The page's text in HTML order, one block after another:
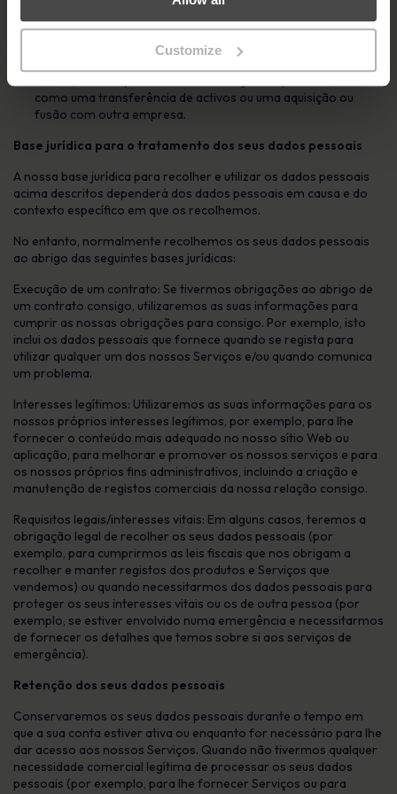
Customize
detetar, investigar e ajudar a evitar problemas técnicos, de
segurança ou fraude; e/ou
proteger os direitos, a propriedade ou a segurança do
como uma transferência de activos ou uma aquisição ou
fusão com outra empresa.
Base jurídica para o tratamento dos seus dados pessoais
A nossa base jurídica para recolher e utilizar os dados pessoais
acima descritos dependerá dos dados pessoais em causa e do
contexto específico em que os recolhemos.
No entanto, normalmente recolhemos os seus dados pessoais
ao abrigo das seguintes bases jurídicas:
Execução de um contrato: Se tivermos obrigações ao abrigo de
um contrato consigo, utilizaremos as suas informações para
cumprir as nossas obrigações para consigo. Por exemplo, isto
inclui os dados pessoais que fornece quando se regista para
utilizar qualquer um dos nossos Serviços e/ou quando comunica
um problema.
Interesses legítimos: Utilizaremos as suas informações para os
nossos próprios interesses legítimos, por exemplo, para lhe
fornecer o conteúdo mais adequado no nosso sítio Web ou
aplicação, para melhorar e promover os nossos serviços e para
os nossos próprios fins administrativos, incluindo a criação e
manutenção de registos comerciais da nossa relação consigo.
Requisitos legais/interesses vitais: Em alguns casos, teremos a
obrigação legal de recolher os seus dados pessoais (por
exemplo, para cumprirmos as leis fiscais que nos obrigam a
recolher e manter registos dos produtos e Serviços que
vendemos) ou quando necessitarmos dos dados pessoais para
proteger os seus interesses vitais ou os de outra pessoa (por
exemplo, se estiver envolvido numa emergência e necessitarmos
de fornecer os detalhes que temos sobre si aos serviços de
emergência).
Retenção dos seus dados pessoais
Conservaremos os seus dados pessoais durante o tempo em
que a sua conta estiver ativa ou enquanto for necessário para lhe
dar acesso aos nossos Serviços. Quando não tivermos qualquer
necessidade comercial legítima de processar os seus dados
pessoais (por exemplo, para lhe fornecer Serviços ou para